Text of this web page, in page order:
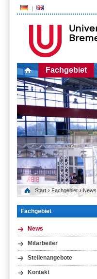
Fachgebiet
Start › Fachgebiet › News
Fachgebiet
News
Mitarbeiter
Stellenangebote
Kontakt